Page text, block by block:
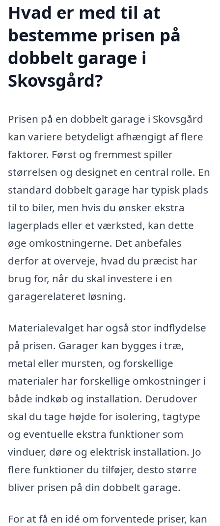
Hvad er med til at
bestemme prisen på
dobbelt garage i
Skovsgård?
Prisen på en dobbelt garage i Skovsgård
kan variere betydeligt afhængigt af flere
faktorer. Først og fremmest spiller
størrelsen og designet en central rolle. En
standard dobbelt garage har typisk plads
til to biler, men hvis du ønsker ekstra
lagerplads eller et værksted, kan dette
øge omkostningerne. Det anbefales
derfor at overveje, hvad du præcist har
brug for, når du skal investere i en
garagerelateret løsning.
Materialevalget har også stor indflydelse
på prisen. Garager kan bygges i træ,
metal eller mursten, og forskellige
materialer har forskellige omkostninger i
både indkøb og installation. Derudover
skal du tage højde for isolering, tagtype
og eventuelle ekstra funktioner som
vinduer, døre og elektrisk installation. Jo
flere funktioner du tilføjer, desto større
bliver prisen på din dobbelt garage.
For at få en idé om forventede priser, kan